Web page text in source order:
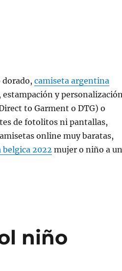
dorado, camiseta argentina
y
to Garment o DTG) o
de fotolitos ni pantallas,
online muy baratas,
belgica 2022 mujer o niño a un
niño